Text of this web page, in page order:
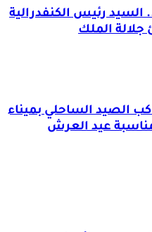
رئيس الكنفدرالية
جلالة الملك
الصيد الساحلي بميناء
عيد العرش